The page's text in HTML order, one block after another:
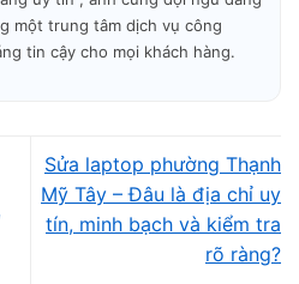
bán laptop
A Chề?
một trung tâm dịch vụ công
tin cậy cho mọi khách hàng.
Sửa laptop phường Thạnh
Mỹ Tây – Đâu là địa chỉ uy
tín, minh bạch và kiểm tra
rõ ràng?